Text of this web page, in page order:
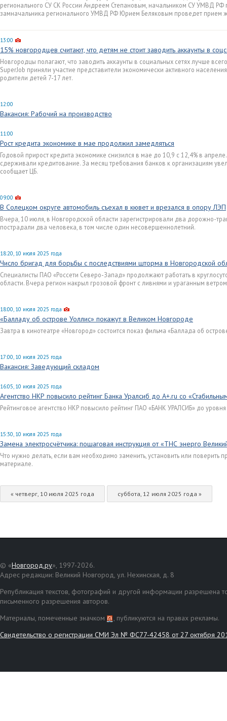
регионального СУ СК России Андреем Степановым, начальником СУ УМВД
замначальника регионального УМВД РФ Юрием Беляковым проведет прием
13:00
15% новгородцев считают, что детям не стоит заводить аккаунты в
Новгородцы полагают, что заводить аккаунты в социальных сетях лучше
SuperJob приняли участие представители экономически активного
родители детей 7-17 лет.
12:00
Вакансия: Рабочий на производство
11:00
Рост кредита экономике в мае продолжил замедляться
Годовой прирост кредита экономике снизился в мае до 10,9 с 12,4% в
сдерживали кредитование. За месяц требования банков к организациям
сообщает ЦБ.
09:00
В Солецком округе автомобиль съехал в кювет и врезался в опору ЛЭП
Вчера, 10 июля, в Новгородской области зарегистрировали два дорожно-
пострадали два человека, в том числе один несовершеннолетний.
18:20, 10 июля 2025 года
Число бригад для борьбы с последствиями шторма в Новгородской
Специалисты ПАО «Россети Северо-Запад» продолжают работать в
области. Вчера регион накрыл грозовой фронт с ливнями и ураганным
18:00, 10 июля 2025 года
«Балладу об острове Уоллис» покажут в Великом Новгороде
Завтра в кинотеатре «Новгород» состоится показ фильма «Баллада об
17:00, 10 июля 2025 года
Вакансия: Заведующий складом
16:05, 10 июля 2025 года
Агентство НКР повысило рейтинг Банка Уралсиб до A+.ru со
Рейтинговое агентство НКР повысило рейтинг ПАО «БАНК УРАЛСИБ» до
15:30, 10 июля 2025 года
Замена электросчётчика: пошаговая инструкция от «ТНС энерго
Что нужно делать, если вам необходимо заменить, установить или поверить
материале.
« четверг, 10 июля 2025 года суббота, 12 июля 2025 года »
© «Новгород.ру», 1997-2026.
Адрес редакции: Великий Новгород, ул. Нехинская, д. 8
Републикация текстов, фотографий и другой информации разрешена
письменного разрешения авторов.
Материалы, помеченные значком
, публикуются на правах рекламы.
Свидетельство о регистрации СМИ Эл № ФС77-42458 от 27 октября